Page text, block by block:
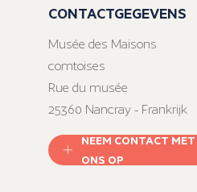
CONTACTGEGEVENS
Musée des Maisons
comtoises
Rue du musée
25360 Nancray - Frankrijk
NEEM CONTACT MET
ONS OP